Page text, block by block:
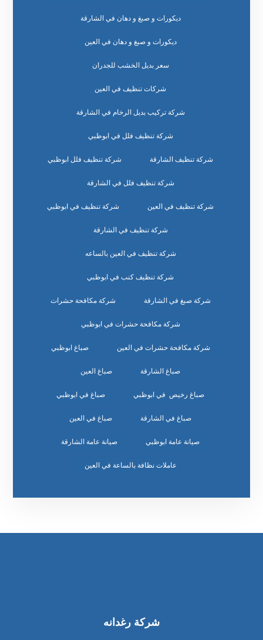
ديكورات و صبغ و دهان في الشارقة
ديكورات و صبغ و دهان في العين
سعر بديل الخشب للجدران
شركات تنظيف في العين
شركة تركيب بديل الرخام في الشارقة
شركة تنظيف فلل في ابوظبي
شركة تنظيف الشارقة شركة تنظيف فلل ابوظبي
شركة تنظيف فلل في الشارقة
شركة تنظيف في العين شركة تنظيف في ابوظبي
شركة تنظيف في الشارقة
شركة تنظيف في العين بالساعه
شركة تنظيف كنب في ابوظبي
شركة صبغ في الشارقة شركة مكافحة حشرات
شركة مكافحة حشرات في ابوظبي
شركة مكافحة حشرات في العين صباغ ابوظبي
صباغ الشارقة صباغ العين
صباغ رخيص في ابوظبي صباغ في ابوظبي
صباغ في الشارقة صباغ في العين
صيانة عامة ابوظبي صيانة عامة الشارقة
عاملات نظافة بالساعة في العين
شركة رغدانه